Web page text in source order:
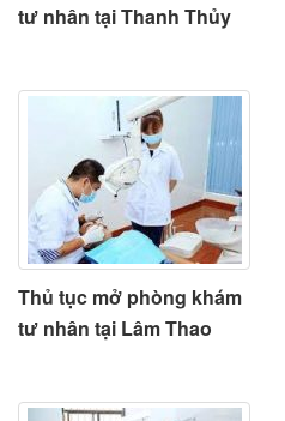
tư nhân tại Thanh Thủy
Thủ tục mở phòng khám
tư nhân tại Lâm Thao